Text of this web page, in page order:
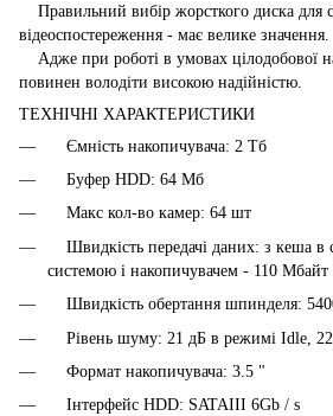
Правильний вибір жорсткого диска для
відеоспостереження - має велике значення.
Адже при роботі в умовах цілодобової
повинен володіти високою надійністю.
ТЕХНІЧНІ ХАРАКТЕРИСТИКИ
Ємність накопичувача: 2 Тб
Буфер HDD: 64 Мб
Макс кол-во камер: 64 шт
Швидкість передачі даних: з кеша в
системою і накопичувачем - 110 Мбайт
Швидкість обертання шпинделя:
Рівень шуму: 21 дБ в режимі Idle,
Формат накопичувача: 3.5 "
Інтерфейс HDD: SATAIII 6Gb / s